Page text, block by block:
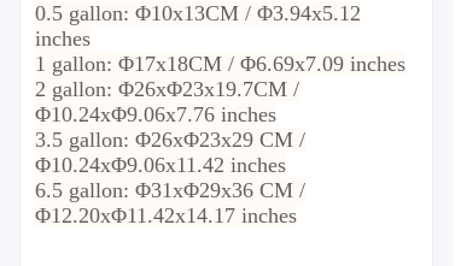
0.5 gallon: Φ10x13CM / Φ3.94x5.12
inches
1 gallon: Φ17x18CM / Φ6.69x7.09 inches
2 gallon: Φ26xΦ23x19.7CM /
Φ10.24xΦ9.06x7.76 inches
3.5 gallon: Φ26xΦ23x29 CM /
Φ10.24xΦ9.06x11.42 inches
6.5 gallon: Φ31xΦ29x36 CM /
Φ12.20xΦ11.42x14.17 inches